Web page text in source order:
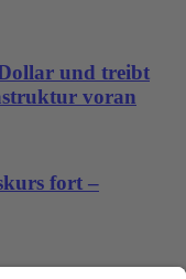
und treibt
voran
fort –